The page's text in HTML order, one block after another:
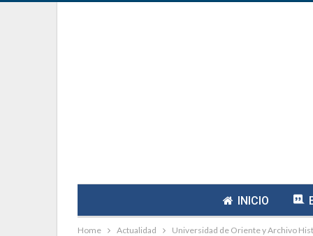
INICIO
Home Actualidad Universidad de Oriente y Archivo